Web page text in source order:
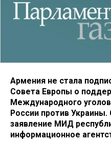
Армения не стала
Совета Европы о
Международного
России против
заявление МИД
информационное